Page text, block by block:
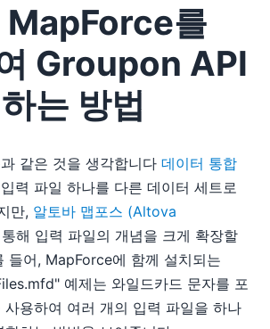
를
Groupon API
는 방법
같은 것을 생각합니다 데이터 통합
력 파일 하나를 다른 데이터 세트로
만, 알토바 맵포스 (Altova
해 입력 파일의 개념을 크게 확장할
들어, MapForce에 함께 설치되는
예제는 와일드카드 문자를 포
사용하여 여러 개의 입력 파일을 하나